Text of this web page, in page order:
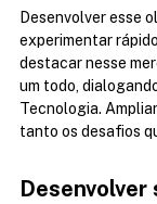
Desenvolver esse
experimentar
destacar nesse
um todo,
Tecnologia.
tanto os desafios